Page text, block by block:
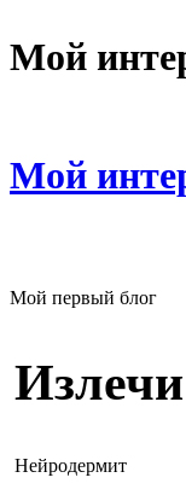
Мой
Мой
Мой первый блог
Нейродермит